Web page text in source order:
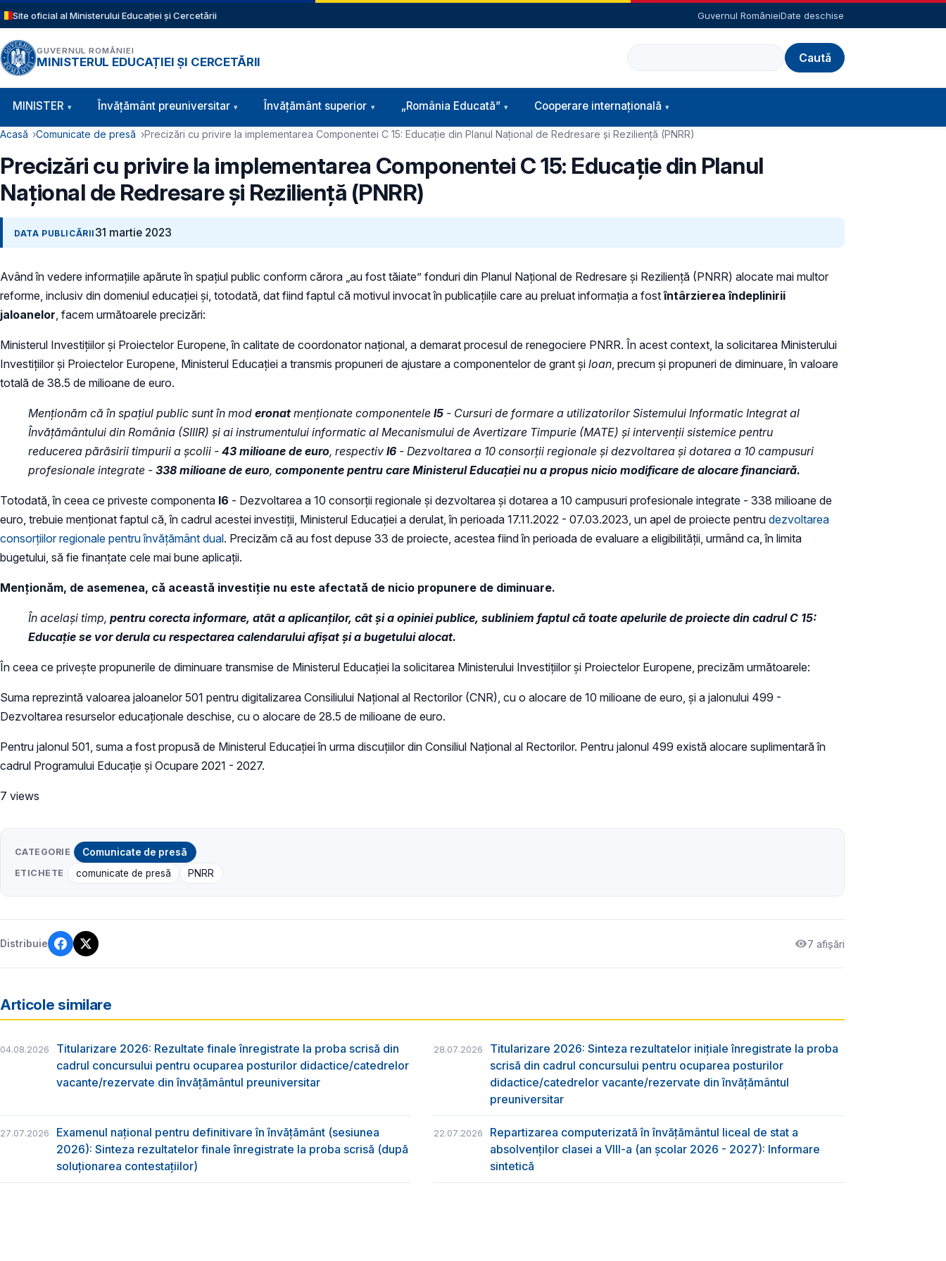
Sari la conținutul principal
Site oficial al Ministerului Educației și Cercetării Guvernul RomânieiDate deschise
GUVERNUL ROMÂNIEI
MINISTERUL EDUCAȚIEI ȘI CERCETĂRII
Caută
Navigație principală
MINISTER Învăţământ preuniversitar Învățământ superior „România Educată” Cooperare internațională
Cale de navigare
Acasă Comunicate de presă Precizări cu privire la implementarea Componentei C 15: Educație din Planul Național de Redresare și Reziliență (PNRR)
Precizări cu privire la implementarea Componentei C 15: Educație din Planul
Național de Redresare și Reziliență (PNRR)
DATA PUBLICĂRII 31 martie 2023
Având în vedere informațiile apărute în spațiul public conform cărora „au fost tăiate” fonduri din Planul Național de Redresare și Reziliență (PNRR) alocate mai multor
reforme, inclusiv din domeniul educației și, totodată, dat fiind faptul că motivul invocat în publicațiile care au preluat informația a fostîntârzierea îndeplinirii
jaloanelor, facem următoarele precizări:
Ministerul Investițiilor și Proiectelor Europene, în calitate de coordonator național, a demarat procesul de renegociere PNRR. În acest context, la solicitarea Ministerului
Investițiilor și Proiectelor Europene, Ministerul Educației a transmis propuneri de ajustare a componentelor de grant și loan, precum și propuneri de diminuare, în valoare
totală de 38.5 de milioane de euro.
Menționăm că în spațiul public sunt în mod eronat menționate componentele I5 - Cursuri de formare a utilizatorilor Sistemului Informatic Integrat al
Învățământului din România (SIIIR) și ai instrumentului informatic al Mecanismului de Avertizare Timpurie (MATE) și intervenții sistemice pentru
reducerea părăsirii timpurii a școlii - 43 milioane de euro, respectiv I6 - Dezvoltarea a 10 consorții regionale și dezvoltarea și dotarea a 10 campusuri
profesionale integrate - 338 milioane de euro, componente pentru care Ministerul Educației nu a propus nicio modificare de alocare financiară.
Totodată, în ceea ce priveste componenta I6 - Dezvoltarea a 10 consorții regionale și dezvoltarea și dotarea a 10 campusuri profesionale integrate - 338 milioane de
euro, trebuie menționat faptul că, în cadrul acestei investiții, Ministerul Educației a derulat, în perioada 17.11.2022 - 07.03.2023, un apel de proiecte pentru dezvoltarea
consorțiilor regionale pentru învățământ dual. Precizăm că au fost depuse 33 de proiecte, acestea fiind în perioada de evaluare a eligibilității, urmând ca, în limita
bugetului, să fie finanțate cele mai bune aplicații.
Menționăm, de asemenea, că această investiție nu este afectată de nicio propunere de diminuare.
În același timp, pentru corecta informare, atât a aplicanților, cât și a opiniei publice, subliniem faptul că toate apelurile de proiecte din cadrul C 15:
Educație se vor derula cu respectarea calendarului afișat și a bugetului alocat.
În ceea ce privește propunerile de diminuare transmise de Ministerul Educației la solicitarea Ministerului Investițiilor și Proiectelor Europene, precizăm următoarele:
Suma reprezintă valoarea jaloanelor 501 pentru digitalizarea Consiliului Național al Rectorilor (CNR), cu o alocare de 10 milioane de euro, și a jalonului 499 -
Dezvoltarea resurselor educaționale deschise, cu o alocare de 28.5 de milioane de euro.
Pentru jalonul 501, suma a fost propusă de Ministerul Educației în urma discuțiilor din Consiliul Național al Rectorilor. Pentru jalonul 499 există alocare suplimentară în
cadrul Programului Educație și Ocupare 2021 - 2027.
7 views
CATEGORIE Comunicate de presă
ETICHETE comunicate de presă PNRR
Distribuie 7 afișări
Articole similare
04.08.2026
Titularizare 2026: Rezultate finale înregistrate la proba scrisă din
cadrul concursului pentru ocuparea posturilor didactice/catedrelor
vacante/rezervate din învăţământul preuniversitar
28.07.2026
Titularizare 2026: Sinteza rezultatelor inițiale înregistrate la proba
scrisă din cadrul concursului pentru ocuparea posturilor
didactice/catedrelor vacante/rezervate din învăţământul
preuniversitar
27.07.2026
Examenul național pentru definitivare în învățământ (sesiunea
2026): Sinteza rezultatelor finale înregistrate la proba scrisă (după
soluționarea contestațiilor)
22.07.2026
Repartizarea computerizată în învăţământul liceal de stat a
absolvenţilor clasei a VIII-a (an școlar 2026 - 2027): Informare
sintetică